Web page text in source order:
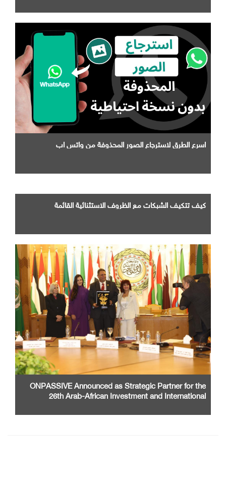
اسرع الطرق لاسترجاع الصور المحذوفة من واتس اب
كيف تتكيف الشبكات مع الظروف الاستثنائية القائمة
ONPASSIVE Announced as Strategic Partner for the
26th Arab-African Investment and International